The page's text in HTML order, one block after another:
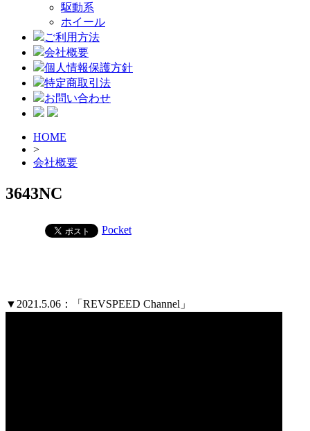
駆動系
ホイール
ご利用方法
会社概要
個人情報保護方針
特定商取引法
お問い合わせ
HOME
>
会社概要
3643NC
Pocket
▼2021.5.06：「REVSPEED Channel」